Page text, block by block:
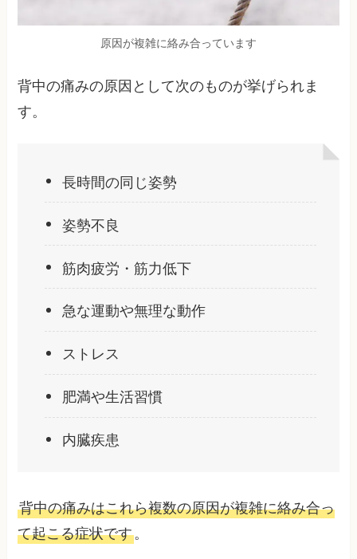
原因が複雑に絡み合っています
背中の痛みの原因として次のものが挙げられま
す。
長時間の同じ姿勢
姿勢不良
筋肉疲労・筋力低下
急な運動や無理な動作
ストレス
肥満や生活習慣
内臓疾患
背中の痛みはこれら複数の原因が複雑に絡み合っ
て起こる症状です。